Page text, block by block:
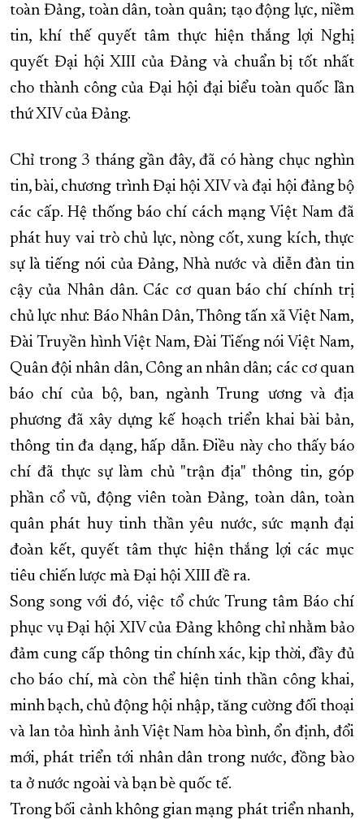
toàn Đảng, toàn dân, toàn quân; tạo động lực, niềm
tin, khí thế quyết tâm thực hiện thắng lợi Nghị
quyết Đại hội XIII của Đảng và chuẩn bị tốt nhất
cho thành công của Đại hội đại biểu toàn quốc lần
thứ XIV của Đảng.
Chỉ trong 3 tháng gần đây, đã có hàng chục nghìn
tin, bài, chương trình Đại hội XIV và đại hội đảng bộ
các cấp. Hệ thống báo chí cách mạng Việt Nam đã
phát huy vai trò chủ lực, nòng cốt, xung kích, thực
sự là tiếng nói của Đảng, Nhà nước và diễn đàn tin
cậy của Nhân dân. Các cơ quan báo chí chính trị
chủ lực như: Báo Nhân Dân, Thông tấn xã Việt Nam,
Đài Truyền hình Việt Nam, Đài Tiếng nói Việt Nam,
Quân đội nhân dân, Công an nhân dân; các cơ quan
báo chí của bộ, ban, ngành Trung ương và địa
phương đã xây dựng kế hoạch triển khai bài bản,
thông tin đa dạng, hấp dẫn. Điều này cho thấy báo
chí đã thực sự làm chủ "trận địa" thông tin, góp
phần cổ vũ, động viên toàn Đảng, toàn dân, toàn
quân phát huy tinh thần yêu nước, sức mạnh đại
đoàn kết, quyết tâm thực hiện thắng lợi các mục
tiêu chiến lược mà Đại hội XIII đề ra.
Song song với đó, việc tổ chức Trung tâm Báo chí
phục vụ Đại hội XIV của Đảng không chỉ nhằm bảo
đảm cung cấp thông tin chính xác, kịp thời, đầy đủ
cho báo chí, mà còn thể hiện tinh thần công khai,
minh bạch, chủ động hội nhập, tăng cường đối thoại
và lan tỏa hình ảnh Việt Nam hòa bình, ổn định, đổi
mới, phát triển tới nhân dân trong nước, đồng bào
ta ở nước ngoài và bạn bè quốc tế.
Trong bối cảnh không gian mạng phát triển nhanh,